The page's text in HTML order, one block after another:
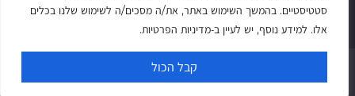
סטטיסטיים. בהמשך השימוש באתר, את/ה מסכים/ה לשימוש שלנו בכלים
אלו. למידע נוסף, יש לעיין ב‑מדיניות הפרטיות.
קבל הכול
Since 1974